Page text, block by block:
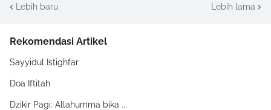
Lebih baru Lebih lama
Rekomendasi Artikel
Sayyidul Istighfar
Doa Iftitah
Dzikir Pagi: Allahumma bika ...